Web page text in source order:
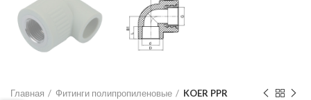
Главная Фитинги полипропиленовые KOER PPR